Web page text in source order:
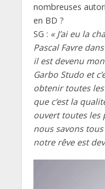
nombreuses
en BD ?
SG : « J’ai eu la
Pascal Favre
il est devenu
Garbo Studo et
obtenir toutes
que c’est la
ouvert toutes les
nous savons
notre rêve est